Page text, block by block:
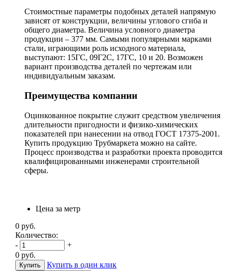
Стоимостные параметры подобных деталей напрямую
зависят от конструкции, величины углового сгиба и
общего диаметра. Величина условного диаметра
продукции – 377 мм. Самыми популярными марками
стали, играющими роль исходного материала,
выступают: 15ГС, 09Г2С, 17ГС, 10 и 20. Возможен
вариант производства деталей по чертежам или
индивидуальным заказам.
Преимущества компании
Оцинкованное покрытие служит средством увеличения
длительности пригодности и физико-химических
показателей при нанесении на отвод ГОСТ 17375-2001.
Купить продукцию Трубмаркета можно на сайте.
Процесс производства и разработки проекта проводится
квалифицированными инженерами строительной
сферы.
Цена за метр
0 руб.
Количество:
-
+
0 руб.
Купить в один клик